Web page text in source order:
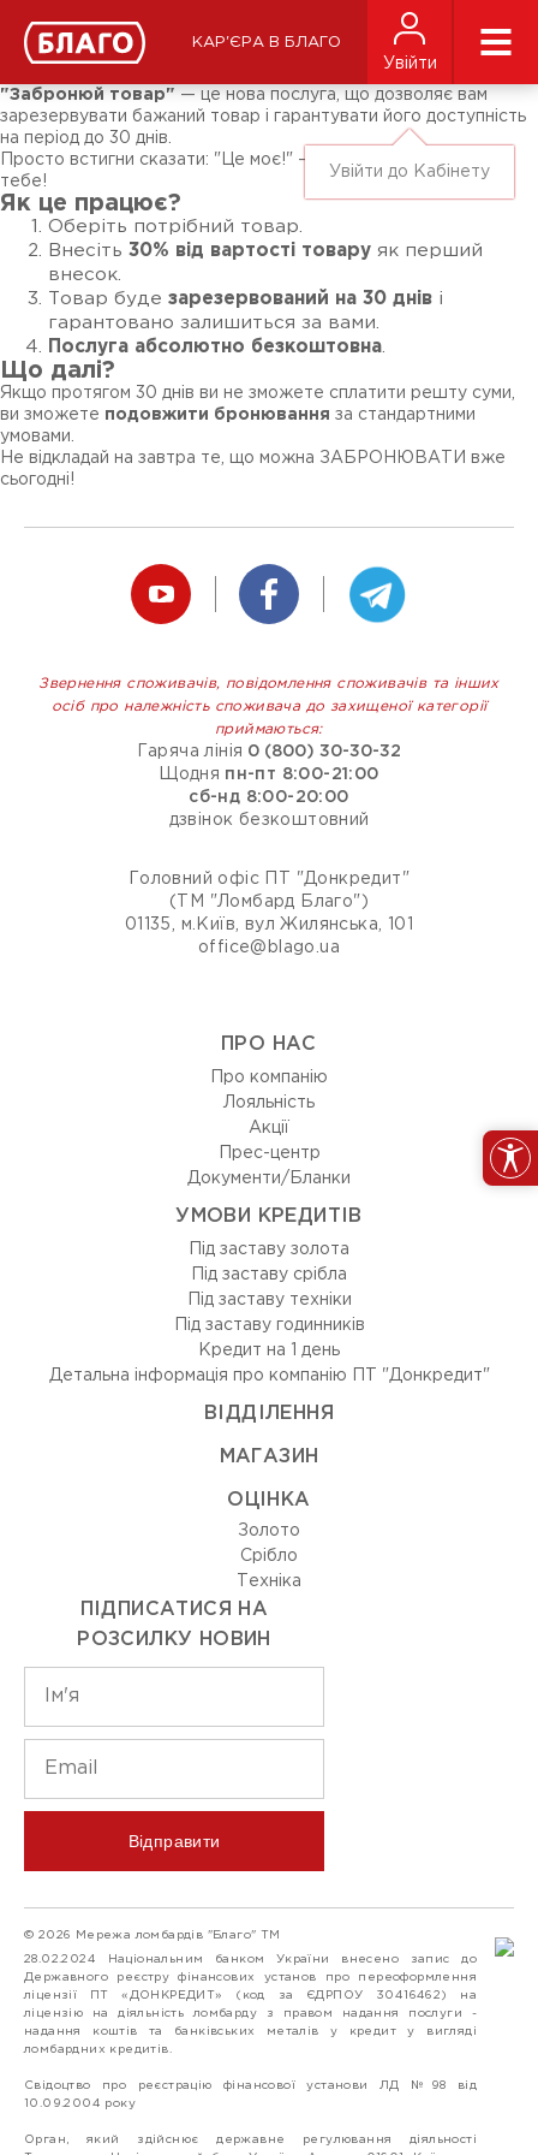
КАР'ЄРА В БЛАГО
Увійти
Увійти до Кабінету
ЗМІ про нас
Підписники соц-мереж
Ярмарки
"Забронюй товар" — це нова послуга, що дозволяє вам
зарезервувати бажаний товар і гарантувати його доступність
на період до 30 днів.
Просто встигни сказати: "Це моє!" – і товар буде чекати на
тебе!
Як це працює?
Оберіть потрібний товар.
Внесіть 30% від вартості товару як перший
внесок.
Товар буде зарезервований на 30 днів і
гарантовано залишиться за вами.
Послуга абсолютно безкоштовна
Що далі?
Якщо протягом 30 днів ви не зможете сплатити решту суми,
ви зможете подовжити бронювання за стандартними
умовами.
Не відкладай на завтра те, що можна ЗАБРОНЮВАТИ вже
сьогодні!
Звернення споживачів, повідомлення споживачів та інших
осіб про належність споживача до захищеної категорії
приймаються:
Гаряча лінія 0 (800) 30-30-32
Щодня пн-пт 8:00-21:00
сб-нд 8:00-20:00
дзвінок безкоштовний
Головний офіс ПТ "Донкредит"
(ТМ "Ломбард Благо")
01135, м.Київ, вул Жилянська, 101
office@blago.ua
ПРО НАС
Про компанію
Лояльність
Акції
Прес-центр
Документи/Бланки
УМОВИ КРЕДИТІВ
Під заставу золота
Під заставу срібла
Під заставу техніки
Під заставу годинників
Кредит на 1 день
Детальна інформація про компанію ПТ "Донкредит"
ВIДДIЛЕННЯ
МАГАЗИН
ОЦIНКА
Золото
Срiбло
Технiка
ПІДПИСАТИСЯ НА
РОЗСИЛКУ НОВИН
Відправити
© 2026 Мережа ломбардів "Благо" ТМ
28.02.2024 Національним банком України внесено запис до
Державного реєстру фінансових установ про переоформлення
ліцензії ПТ «ДОНКРЕДИТ» (код за ЄДРПОУ 30416462) на
ліцензію на діяльність ломбарду з правом надання послуги -
надання коштів та банківських металів у кредит у вигляді
ломбардних кредитів.
Свідоцтво про реєстрацію фінансової установи ЛД №98 від
10.09.2004 року
Орган, який здійснює державне регулювання діяльності